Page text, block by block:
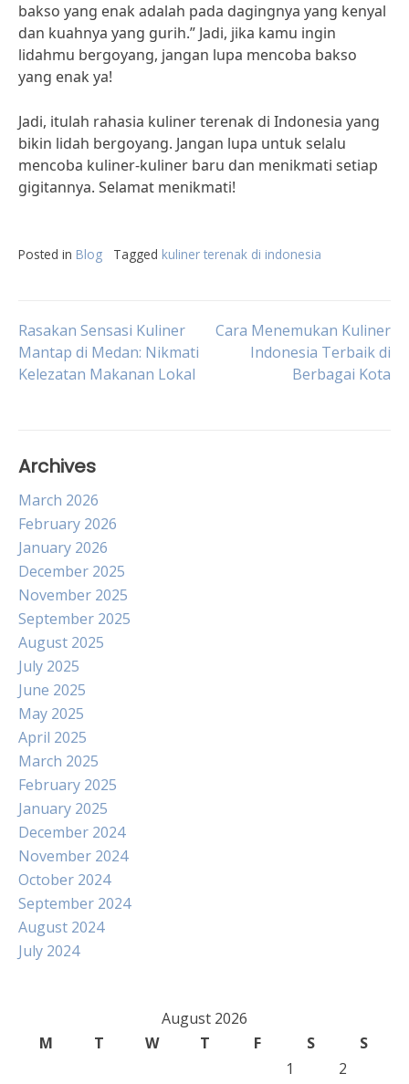
bakso yang enak adalah pada dagingnya yang kenyal
dan kuahnya yang gurih.” Jadi, jika kamu ingin
lidahmu bergoyang, jangan lupa mencoba bakso
yang enak ya!
Jadi, itulah rahasia kuliner terenak di Indonesia yang
bikin lidah bergoyang. Jangan lupa untuk selalu
mencoba kuliner-kuliner baru dan menikmati setiap
gigitannya. Selamat menikmati!
Posted in Blog Tagged kuliner terenak di indonesia
Post
navigation
Rasakan Sensasi Kuliner
Mantap di Medan: Nikmati
Kelezatan Makanan Lokal
Cara Menemukan Kuliner
Indonesia Terbaik di
Berbagai Kota
Archives
March 2026
February 2026
January 2026
December 2025
November 2025
September 2025
August 2025
July 2025
June 2025
May 2025
April 2025
March 2025
February 2025
January 2025
December 2024
November 2024
October 2024
September 2024
August 2024
July 2024
August 2026
M
T W T F S
S
1
2